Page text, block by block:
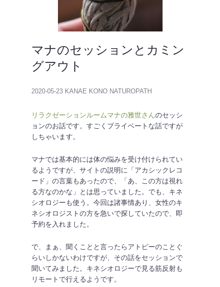
マナのセッションとカミン
グアウト
2020-05-23 KANAE KONO NATUROPATH
リラクゼーションルームマナの雅世さんのセッシ
ョンのお話です。すごくプライベートな話ですが
しちゃいます。
マナでは基本的には体の悩みを受け付けられてい
るようですが、サイトの説明に「アカシックレコ
ード」の言葉もあったので、「あ、この方は視れ
る方なのかな」とは思っていました。でも、キネ
シオロジーも使う。今回は諸事情あり、女性のキ
ネシオロジストの方を急いで探していたので、即
予約を入れました。
で、まぁ、聞くことと言ったらアトピーのことぐ
らいしかないわけですが、その話をセッションで
聞いてみました。キネシオロジーで見る筋反射も
リモートで行えるようです。